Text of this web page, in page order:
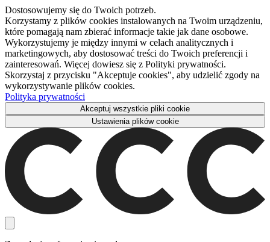
Dostosowujemy się do Twoich potrzeb.
Korzystamy z plików cookies instalowanych na Twoim urządzeniu,
które pomagają nam zbierać informacje takie jak dane osobowe.
Wykorzystujemy je między innymi w celach analitycznych i
marketingowych, aby dostosować treści do Twoich preferencji i
zainteresowań. Więcej dowiesz się z Polityki prywatności.
Skorzystaj z przycisku "Akceptuje cookies", aby udzielić zgody na
wykorzystywanie plików cookies.
Polityka prywatności
Akceptuj wszystkie pliki cookie
Ustawienia plików cookie